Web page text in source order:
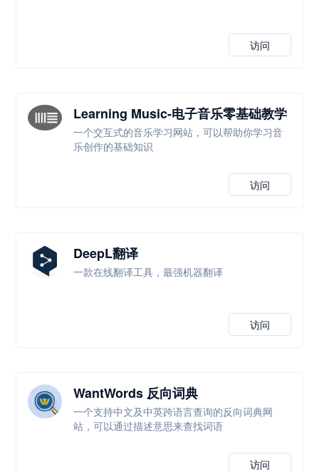
访问
Learning Music-电子音乐零基础教学
一个交互式的音乐学习网站，可以帮助你学习音
乐创作的基础知识
访问
DeepL翻译
一款在线翻译工具，最强机器翻译
访问
WantWords 反向词典
一个支持中文及中英跨语言查询的反向词典网
站，可以通过描述意思来查找词语
访问